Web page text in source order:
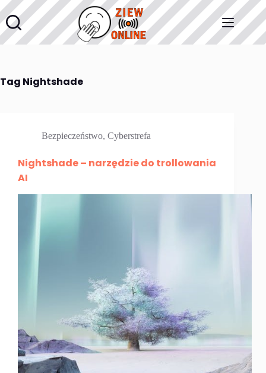
Przejdź
do
treści
Tag Nightshade
Bezpieczeństwo, Cyberstrefa
Nightshade – narzędzie do trollowania
AI